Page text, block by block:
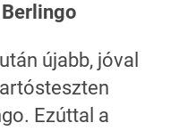
újabb, jóval
Ezúttal a